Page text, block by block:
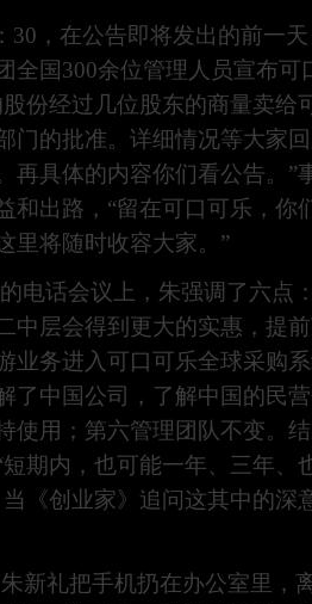
30，在公告即将发出的前一
全国300余位管理人员宣布可
份经过几位股东的商量卖给
门的批准。详细情况等大家
再具体的内容你们看公告。”
和出路，“留在可口可乐，你
里将随时收容大家。”
电话会议上，朱强调了六点
中层会得到更大的实惠，提
业务进入可口可乐全球采购
了中国公司，了解中国的民
使用；第六管理团队不变。
期内，也可能一年、三年、
《创业家》追问这其中的深
新礼把手机扔在办公室里，